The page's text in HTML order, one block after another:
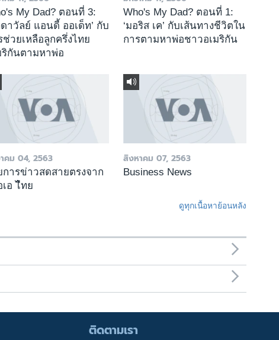
My Dad? ตอนที่ 3:
ดาวัลย์ แอนดี้ ออเด็ท’ กับ
ช่วยเหลือลูกครึ่งไทย
ริกันตามหาพ่อ
Who's My Dad? ตอนที่ 1:
‘มอริส เค’ กับเส้นทางชีวิตใน
การตามหาพ่อชาวอเมริกัน
คม 04, 2563
การข่าวสดสายตรงจาก
เอ ไืทย
สิงหาคม 07, 2563
Business News
ดูทุกเนื้อหาย้อนหลัง
ติดตามเรา